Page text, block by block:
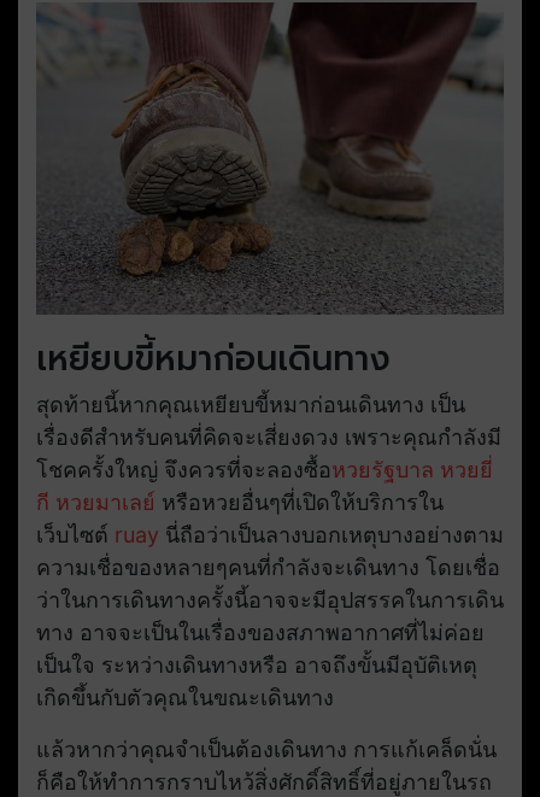
เหยียบขี้หมาก่อนเดินทาง
สุดท้ายนี้หากคุณเหยียบขี้หมาก่อนเดินทาง เป็น
เรื่องดีสำหรับคนที่คิดจะเสี่ยงดวง เพราะคุณกำลังมี
โชคครั้งใหญ่ จึงควรที่จะลองซื้อหวยรัฐบาล หวยยี่
กี หวยมาเลย์ หรือหวยอื่นๆที่เปิดให้บริการใน
เว็บไซต์ ruay นี่ถือว่าเป็นลางบอกเหตุบางอย่างตาม
ความเชื่อของหลายๆคนที่กำลังจะเดินทาง โดยเชื่อ
ว่าในการเดินทางครั้งนี้อาจจะมีอุปสรรคในการเดิน
ทาง อาจจะเป็นในเรื่องของสภาพอากาศที่ไม่ค่อย
เป็นใจ ระหว่างเดินทางหรือ อาจถึงขั้นมีอุบัติเหตุ
เกิดขึ้นกับตัวคุณในขณะเดินทาง
แล้วหากว่าคุณจำเป็นต้องเดินทาง การแก้เคล็ดนั่น
ก็คือให้ทำการกราบไหว้สิ่งศักดิ์สิทธิ์ที่อยู่ภายในรถ